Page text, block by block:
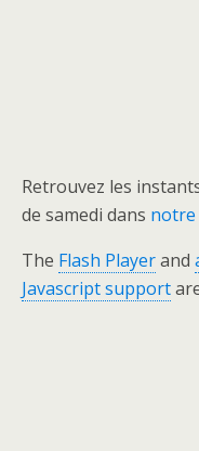
Retrouvez les
de samedi dans notre
The Flash Playerand
Javascript support